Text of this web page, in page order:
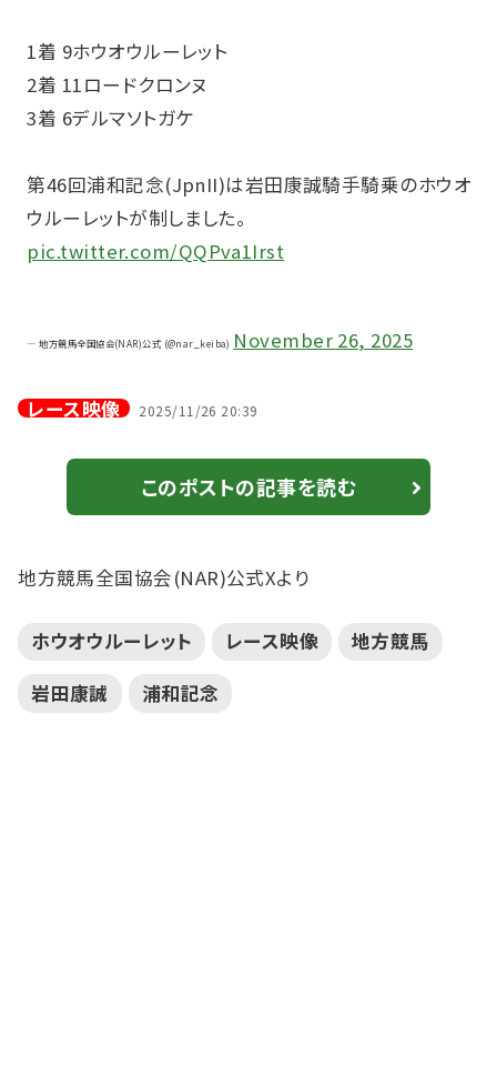
1着 9ホウオウルーレット
2着 11ロードクロンヌ
3着 6デルマソトガケ
第46回浦和記念(JpnII)は岩田康誠騎手騎乗のホウオ
ウルーレットが制しました。
pic.twitter.com/QQPva1Irst
— 地方競馬全国協会(NAR)公式 (@nar_keiba) November 26, 2025
レース映像 2025/11/26 20:39
このポストの記事を読む
地方競馬全国協会(NAR)公式Xより
ホウオウルーレット レース映像
地方競馬
岩田康誠
浦和記念